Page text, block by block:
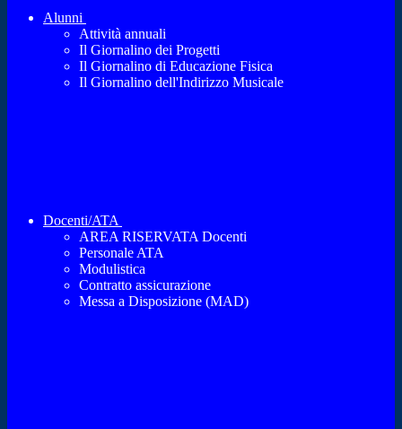
Alunni
Attività annuali
Il Giornalino dei Progetti
Il Giornalino di Educazione Fisica
Il Giornalino dell'Indirizzo Musicale
Docenti/ATA
AREA RISERVATA Docenti
Personale ATA
Modulistica
Contratto assicurazione
Messa a Disposizione (MAD)